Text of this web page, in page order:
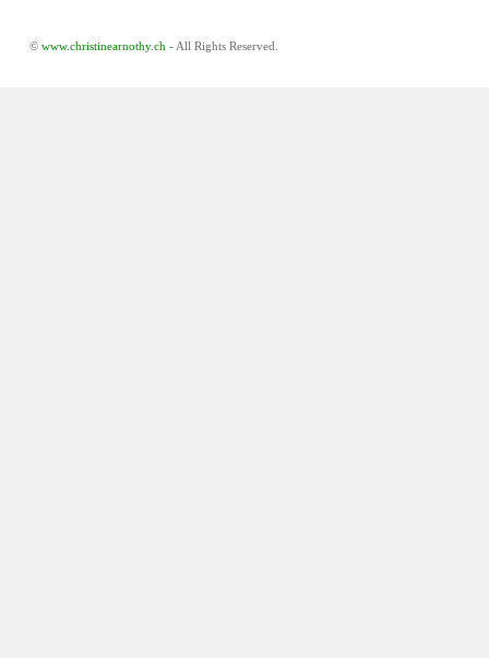
© www.christinearnothy.ch - All Rights Reserved.